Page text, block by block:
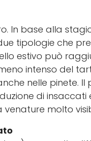
In base alla
tipologie che
estivo può
intenso del
nelle pinete.
di insaccati
molto